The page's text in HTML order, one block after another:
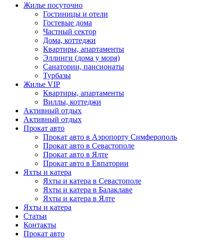
Жилье посуточно
Гостиницы и отели
Гостевые дома
Частный сектор
Дома, коттеджи
Квартиры, апартаменты
Эллинги (дома у моря)
Санатории, пансионаты
Турбазы
Жилье VIP
Квартиры, апартаменты
Виллы, коттеджи
Активный отдых
Активный отдых
Прокат авто
Прокат авто в Аэропорту Симферополь
Прокат авто в Севастополе
Прокат авто в Ялте
Прокат авто в Евпатории
Яхты и катера
Яхты и катера в Севастополе
Яхты и катера в Балаклаве
Яхты и катера в Ялте
Яхты и катера
Статьи
Контакты
Прокат авто